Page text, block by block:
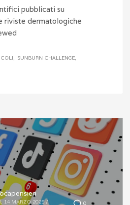
pubblicati su
riviste dermatologiche
SUNBURN CHALLENGE
0
14 MARZO 2025 /